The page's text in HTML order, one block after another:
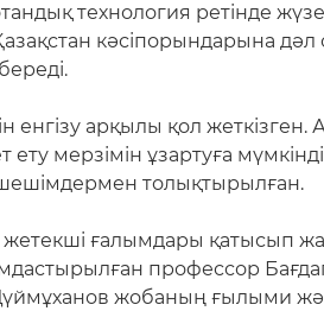
технология ретінде
кәсіпорындарына
арқылы қол жеткізген.
мерзімін ұзартуға
шешімдермен толықтырылған.
ғалымдары қатысып
профессор
жобаның ғылыми